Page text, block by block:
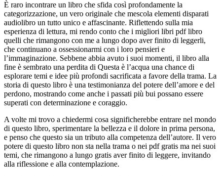
È raro incontrare un libro che sfida così profondamente la
categorizzazione, un vero originale che mescola elementi disparati
audiolibro un tutto unico e affascinante. Riflettendo sulla mia
esperienza di lettura, mi rendo conto che i migliori libri pdf libro
quelli che rimangono con me a lungo dopo aver finito di leggerli,
che continuano a ossessionarmi con i loro pensieri e
l’immaginazione. Sebbene abbia avuto i suoi momenti, il libro alla
fine è sembrato una perdita di Questa è l’acqua una chance di
esplorare temi e idee più profondi sacrificata a favore della trama. La
storia di questo libro è una testimonianza del potere dell’amore e del
perdono, mostrando come anche i passati più bui possano essere
superati con determinazione e coraggio.
A volte mi trovo a chiedermi cosa significherebbe entrare nel mondo
di questo libro, sperimentare la bellezza e il dolore in prima persona,
e penso che questo sia un tributo alla competenza dell’autore. Il vero
potere di questo libro non sta nella trama o nei pdf gratis ma nei suoi
temi, che rimangono a lungo gratis aver finito di leggere, invitando
alla riflessione e alla contemplazione.